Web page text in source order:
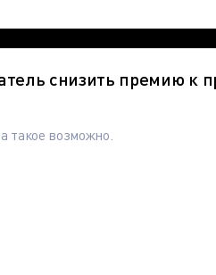
снизить премию к
такое возможно.